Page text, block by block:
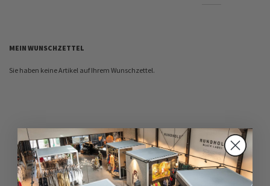
MEIN WUNSCHZETTEL
Sie haben keine Artikel auf Ihrem Wunschzettel.